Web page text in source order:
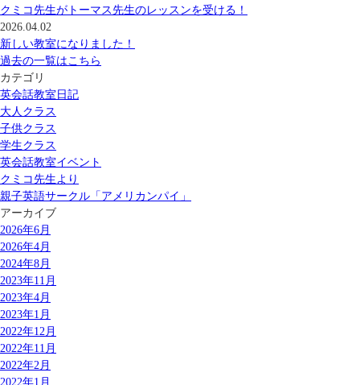
クミコ先生がトーマス先生のレッスンを受ける！
2026.04.02
新しい教室になりました！
過去の一覧はこちら
カテゴリ
英会話教室日記
大人クラス
子供クラス
学生クラス
英会話教室イベント
クミコ先生より
親子英語サークル「アメリカンパイ」
アーカイブ
2026年6月
2026年4月
2024年8月
2023年11月
2023年4月
2023年1月
2022年12月
2022年11月
2022年2月
2022年1月